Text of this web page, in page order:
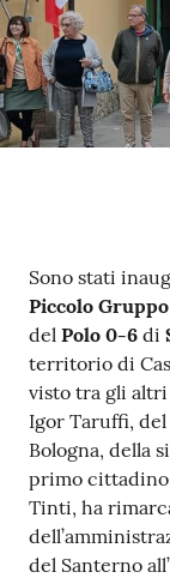
Contenuto
Sono stati
Piccolo
del Polo 0-6 di
territorio di
visto tra gli altri
Igor Taruffi,
Bologna, della
primo cittadino
Tinti, ha
del Santerno